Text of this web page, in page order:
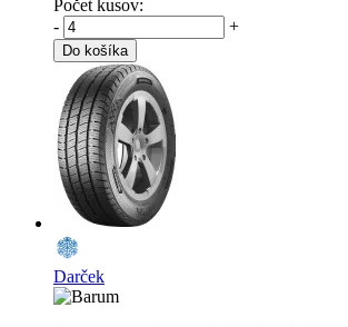
Počet kusov:
-
+
Do košíka
Darček